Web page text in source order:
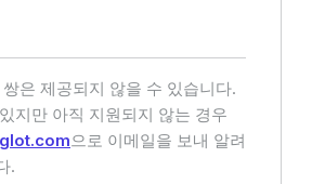
은 제공되지 않을 수 있습니다.
지만 아직 지원되지 않는 경우
으로 이메일을 보내 알려
.